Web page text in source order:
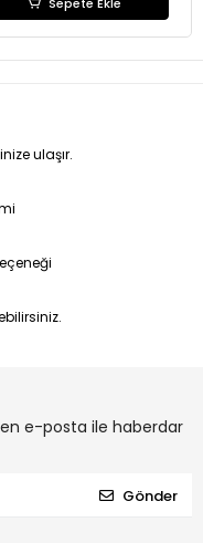
Sepete Ekle
ulaşır.
e-posta ile haberdar
Gönder